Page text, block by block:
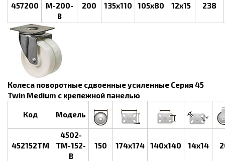
457200
M-200-
B
200 135x110 105x80 12х15 238
Колеса поворотные сдвоенные усиленные Серия 45
Twin Medium с крепежной панелью
Код Модель
452152TM
4502-
TM-152-
B
150 174x174 140x140 14x14